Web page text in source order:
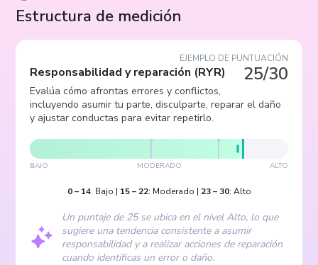
Estructura de medición
EJEMPLO DE PUNTUACIÓN
25/30
Responsabilidad y reparación (RYR)
Evalúa cómo afrontas errores y conflictos,
incluyendo asumir tu parte, disculparte, reparar el daño
y ajustar conductas para evitar repetirlo.
BAJO MODERADO ALTO
0– 14: Bajo | 15– 22: Moderado | 23– 30: Alto
Un puntaje de 25 se ubica en el nivel Alto, lo que
sugiere una tendencia consistente a asumir
responsabilidad y a realizar acciones de reparación
cuando identificas un error o daño.